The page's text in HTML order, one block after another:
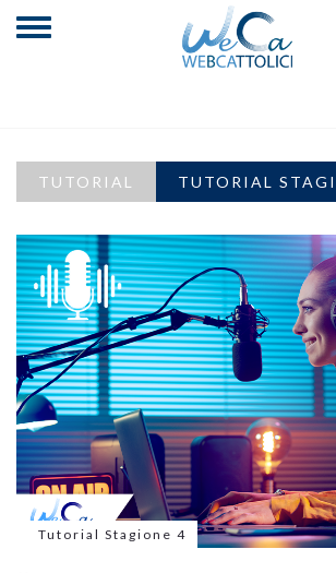
TUTORIAL TUTORIAL
Tutorial Stagione 4